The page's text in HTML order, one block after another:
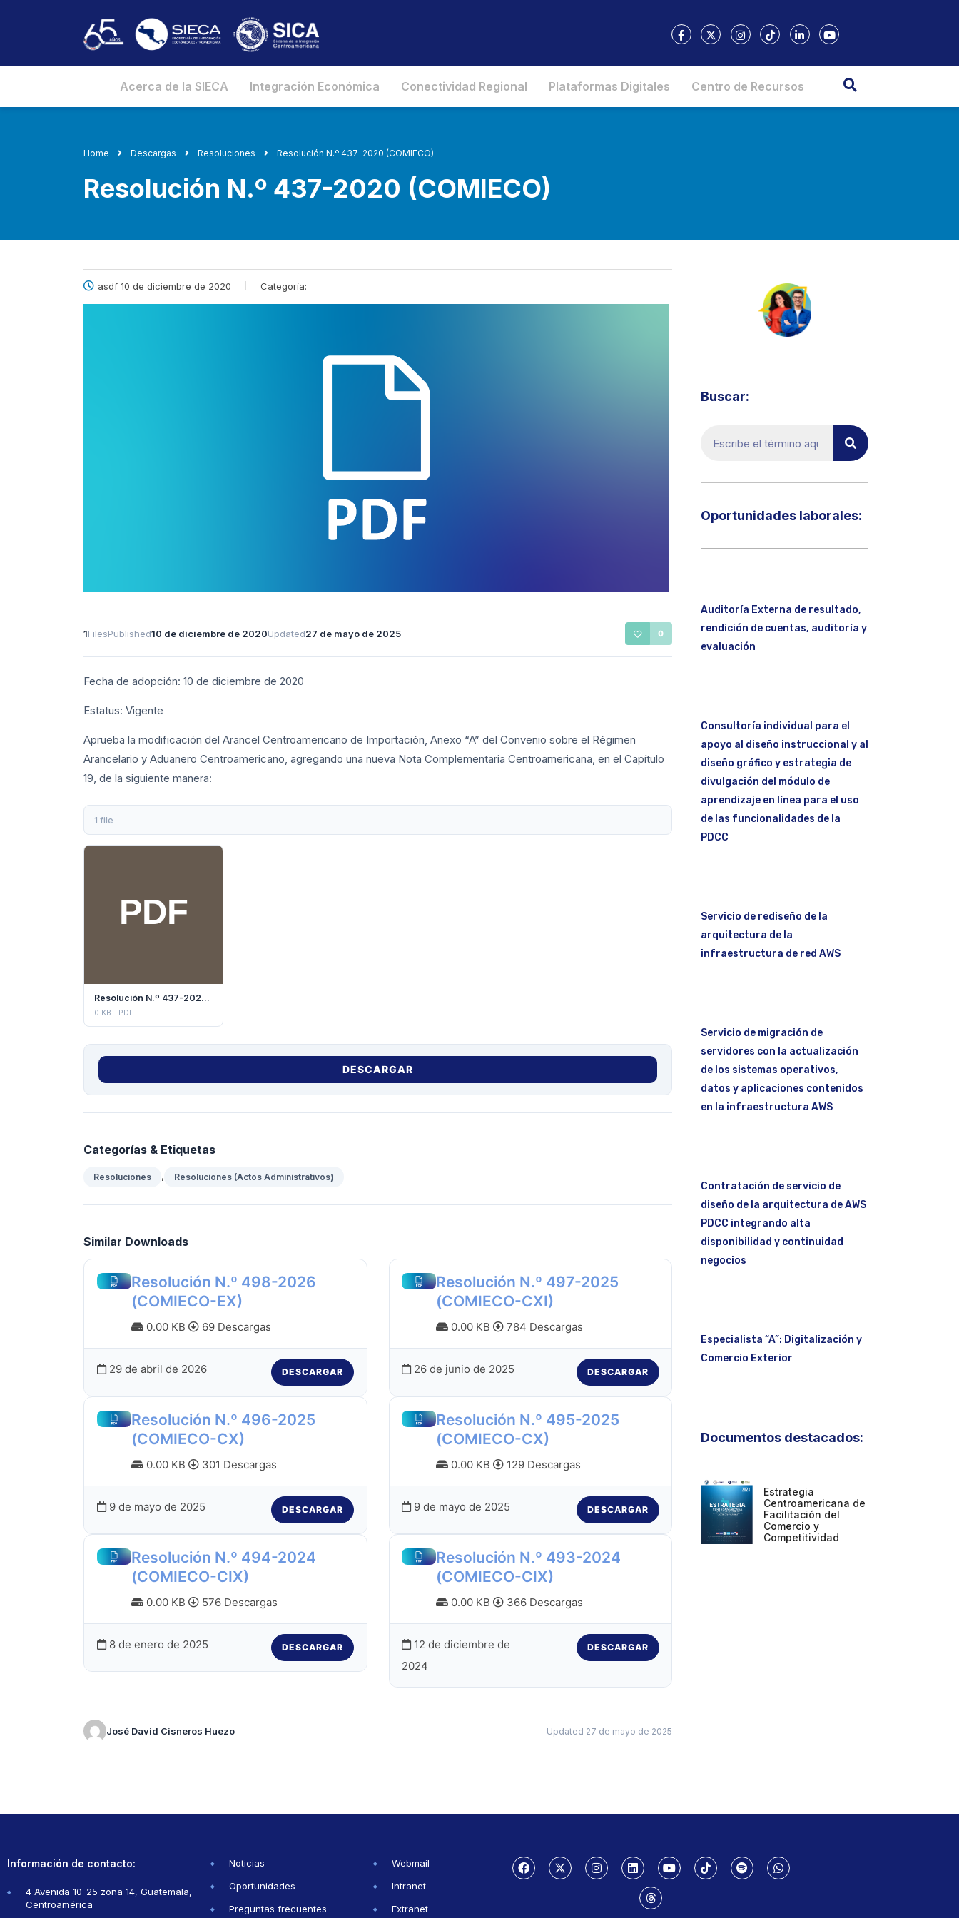
Acerca de la SIECA Integración Económica Conectividad Regional Plataformas Digitales Centro de Recursos
Home Descargas Resoluciones Resolución N.º 437-2020 (COMIECO)
Resolución N.º 437-2020 (COMIECO)
asdf 10 de diciembre de 2020 Categoría:
1FilesPublished10 de diciembre de 2020Updated27 de mayo de 2025 0
Fecha de adopción: 10 de diciembre de 2020
Estatus: Vigente
Aprueba la modificación del Arancel Centroamericano de Importación, Anexo “A” del Convenio sobre el Régimen
Arancelario y Aduanero Centroamericano, agregando una nueva Nota Complementaria Centroamericana, en el Capítulo
19, de la siguiente manera:
1 file
Resolución N.º 437-2020 (COMIECO)
0 KB PDF
DESCARGAR
Categorías & Etiquetas
Resoluciones , Resoluciones (Actos Administrativos)
Similar Downloads
Resolución N.º 498-2026
(COMIECO-EX)
0.00 KB 69 Descargas
29 de abril de 2026 DESCARGAR
Resolución N.º 497-2025
(COMIECO-CXI)
0.00 KB 784 Descargas
26 de junio de 2025 DESCARGAR
Resolución N.º 496-2025
(COMIECO-CX)
0.00 KB 301 Descargas
9 de mayo de 2025 DESCARGAR
Resolución N.º 495-2025
(COMIECO-CX)
0.00 KB 129 Descargas
9 de mayo de 2025 DESCARGAR
Resolución N.º 494-2024
(COMIECO-CIX)
0.00 KB 576 Descargas
8 de enero de 2025 DESCARGAR
Resolución N.º 493-2024
(COMIECO-CIX)
0.00 KB 366 Descargas
12 de diciembre de
2024
DESCARGAR
José David Cisneros Huezo Updated 27 de mayo de 2025
Buscar:
Oportunidades laborales:​
Auditoría Externa de resultado,
rendición de cuentas, auditoría y
evaluación
Consultoría individual para el
apoyo al diseño instruccional y al
diseño gráfico y estrategia de
divulgación del módulo de
aprendizaje en línea para el uso
de las funcionalidades de la
PDCC
Servicio de rediseño de la
arquitectura de la
infraestructura de red AWS
Servicio de migración de
servidores con la actualización
de los sistemas operativos,
datos y aplicaciones contenidos
en la infraestructura AWS
Contratación de servicio de
diseño de la arquitectura de AWS
PDCC integrando alta
disponibilidad y continuidad
negocios
Especialista “A”: Digitalización y
Comercio Exterior
Documentos destacados:
Estrategia
Centroamericana de
Facilitación del
Comercio y
Competitividad
Información de contacto:
4 Avenida 10-25 zona 14, Guatemala,
Centroamérica
Noticias
Oportunidades
Preguntas frecuentes
Webmail
Intranet
Extranet